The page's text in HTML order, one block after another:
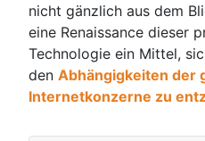
nicht gänzlich aus dem
eine Renaissance dieser
Technologie ein Mittel,
den Abhängigkeiten der
Internetkonzerne zu